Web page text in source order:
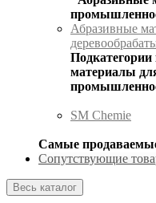
Абразивные
материалы
SM Chemie
Самые
Сопутствующие
Весь каталог